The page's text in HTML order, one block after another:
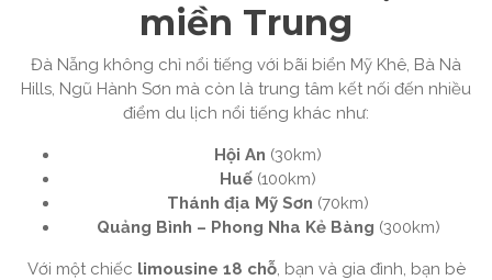
miền Trung
Đà Nẵng không chỉ nổi tiếng với bãi biển Mỹ Khê, Bà Nà
Hills, Ngũ Hành Sơn mà còn là trung tâm kết nối đến nhiều
điểm du lịch nổi tiếng khác như:
Hội An (30km)
Huế (100km)
Thánh địa Mỹ Sơn (70km)
Quảng Bình – Phong Nha Kẻ Bàng (300km)
Với một chiếc limousine 18 chỗ, bạn và gia đình, bạn bè